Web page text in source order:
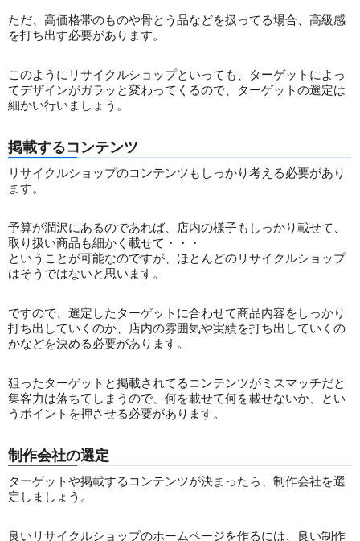
ただ、高価格帯のものや骨とう品などを扱ってる場合、高級感
を打ち出す必要があります。
このようにリサイクルショップといっても、ターゲットによっ
てデザインがガラッと変わってくるので、ターゲットの選定は
細かい行いましょう。
掲載するコンテンツ
リサイクルショップのコンテンツもしっかり考える必要があり
ます。
予算が潤沢にあるのであれば、店内の様子もしっかり載せて、
取り扱い商品も細かく載せて・・・
ということが可能なのですが、ほとんどのリサイクルショップ
はそうではないと思います。
ですので、選定したターゲットに合わせて商品内容をしっかり
打ち出していくのか、店内の雰囲気や実績を打ち出していくの
かなどを決める必要があります。
狙ったターゲットと掲載されてるコンテンツがミスマッチだと
集客力は落ちてしまうので、何を載せて何を載せないか、とい
うポイントを押させる必要があります。
制作会社の選定
ターゲットや掲載するコンテンツが決まったら、制作会社を選
定しましょう。
良いリサイクルショップのホームページを作るには、良い制作